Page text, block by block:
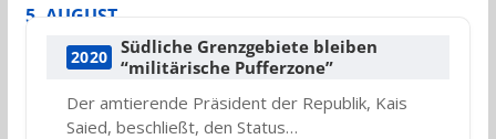
5. AUGUST
2020
Südliche Grenzgebiete bleiben
“militärische Pufferzone”
Der amtierende Präsident der Republik, Kais
Saied, beschließt, den Status…